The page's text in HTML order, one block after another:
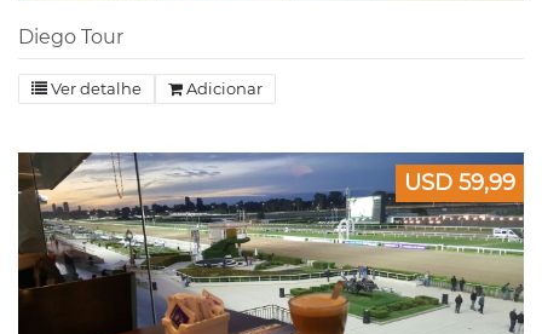
Diego Tour
Ver detalhe Adicionar
USD 59,99